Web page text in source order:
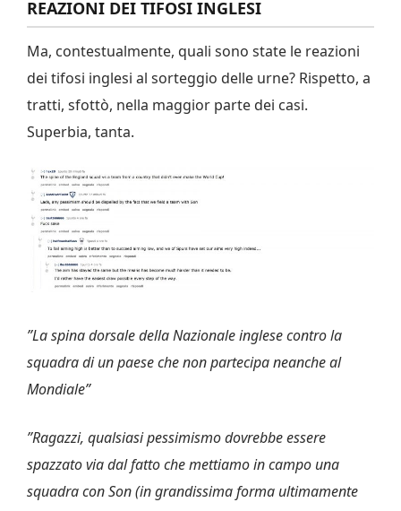
REAZIONI DEI TIFOSI INGLESI
Ma, contestualmente, quali sono state le reazioni
dei tifosi inglesi al sorteggio delle urne? Rispetto, a
tratti, sfottò, nella maggior parte dei casi.
Superbia, tanta.
”La spina dorsale della Nazionale inglese contro la
squadra di un paese che non partecipa neanche al
Mondiale”
”Ragazzi, qualsiasi pessimismo dovrebbe essere
spazzato via dal fatto che mettiamo in campo una
squadra con Son (in grandissima forma ultimamente